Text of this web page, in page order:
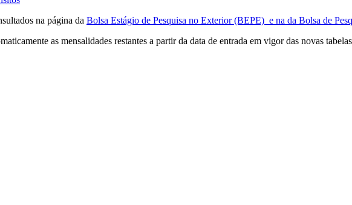
na página da Bolsa Estágio de Pesquisa no Exterior (BEPE) e na da Bolsa de
as mensalidades restantes a partir da data de entrada em vigor das novas